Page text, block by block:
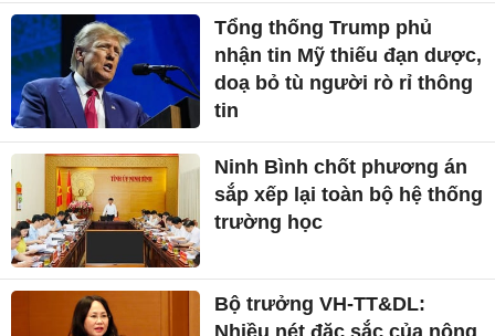
Tổng thống Trump phủ
nhận tin Mỹ thiếu đạn dược,
doạ bỏ tù người rò rỉ thông
tin
Ninh Bình chốt phương án
sắp xếp lại toàn bộ hệ thống
trường học
Bộ trưởng VH-TT&DL:
Nhiều nét đặc sắc của nông